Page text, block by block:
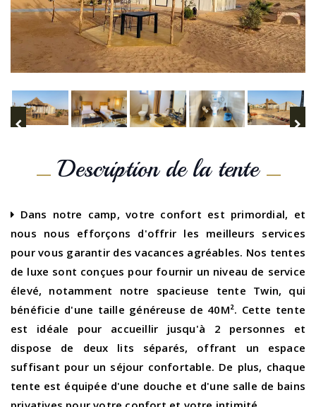
Description de la tente
Dans notre camp, votre confort est primordial, et
nous nous efforçons d'offrir les meilleurs services
pour vous garantir des vacances agréables. Nos tentes
de luxe sont conçues pour fournir un niveau de service
élevé, notamment notre spacieuse tente Twin, qui
bénéficie d'une taille généreuse de 40M². Cette tente
est idéale pour accueillir jusqu'à 2 personnes et
dispose de deux lits séparés, offrant un espace
suffisant pour un séjour confortable. De plus, chaque
tente est équipée d'une douche et d'une salle de bains